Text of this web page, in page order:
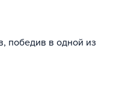
победив в одной из